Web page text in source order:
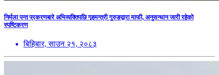
निर्मला पन्त प्रकरणबारे अभिव्यक्तिपछि गृहमन्त्री गुरुङद्वारा माफी, अनुसन्धान जारी रहेको
स्पष्टिकरण
बिहिबार, साउन २१, २०८३